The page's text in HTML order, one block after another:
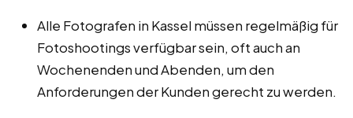
Alle Fotografen in Kassel müssen regelmäßig für
Fotoshootings verfügbar sein, oft auch an
Wochenenden und Abenden, um den
Anforderungen der Kunden gerecht zu werden.